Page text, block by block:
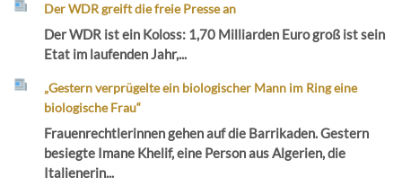
Der WDR greift die freie Presse an
Der WDR ist ein Koloss: 1,70 Milliarden Euro groß ist sein
Etat im laufenden Jahr,...
„Gestern verprügelte ein biologischer Mann im Ring eine
biologische Frau“
Frauenrechtlerinnen gehen auf die Barrikaden. Gestern
besiegte Imane Khelif, eine Person aus Algerien, die
Italienerin...